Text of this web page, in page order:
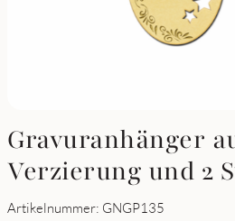
Gravuranhänger
Verzierung und 2
Artikelnummer: GNGP135